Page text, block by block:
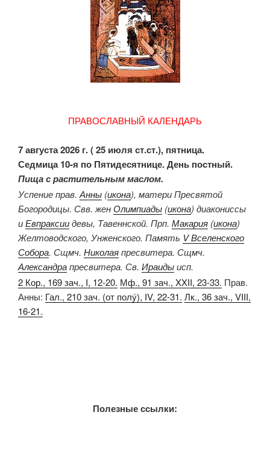
ПРАВОСЛАВНЫЙ КАЛЕНДАРЬ
7 августа 2026 г. ( 25 июля ст.ст.), пятница.
Седмица 10-я по Пятидесятнице. День постный.
Пища с растительным маслом.
Успение прав. Анны (икона), матери Пресвятой
Богородицы. Свв. женОлимпиады (икона) диакониссы
иЕвпраксиидевы, Тавеннской. Прп. Макария (икона)
Желтоводского, Унженского. Память V Вселенского
Собора. Сщмч. Николаяпресвитера. Сщмч.
Александрапресвитера. Св. Ираидыисп.
2 Кор., 169 зач., I, 12-20. Мф., 91 зач., XXII, 23-33. Прав.
Анны: Гал., 210 зач. (от полу́), IV, 22-31. Лк., 36 зач., VIII,
16-21.
Полезные ссылки: